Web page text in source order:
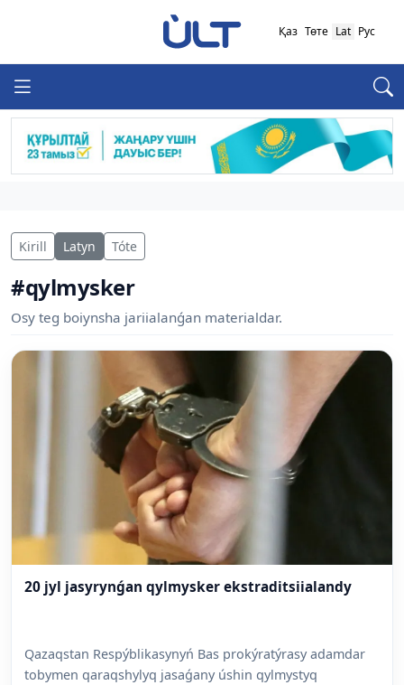
Қаз Төте Lat Рус
Kirill Latyn Tóte
#qylmysker
Osy teg boiynsha jariialanǵan materialdar.
20 jyl jasyrynǵan qylmysker ekstraditsiialandy
Qazaqstan Respýblikasynyń Bas prokýratýrasy adamdar
tobymen qaraqshylyq jasaǵany úshin qylmystyq